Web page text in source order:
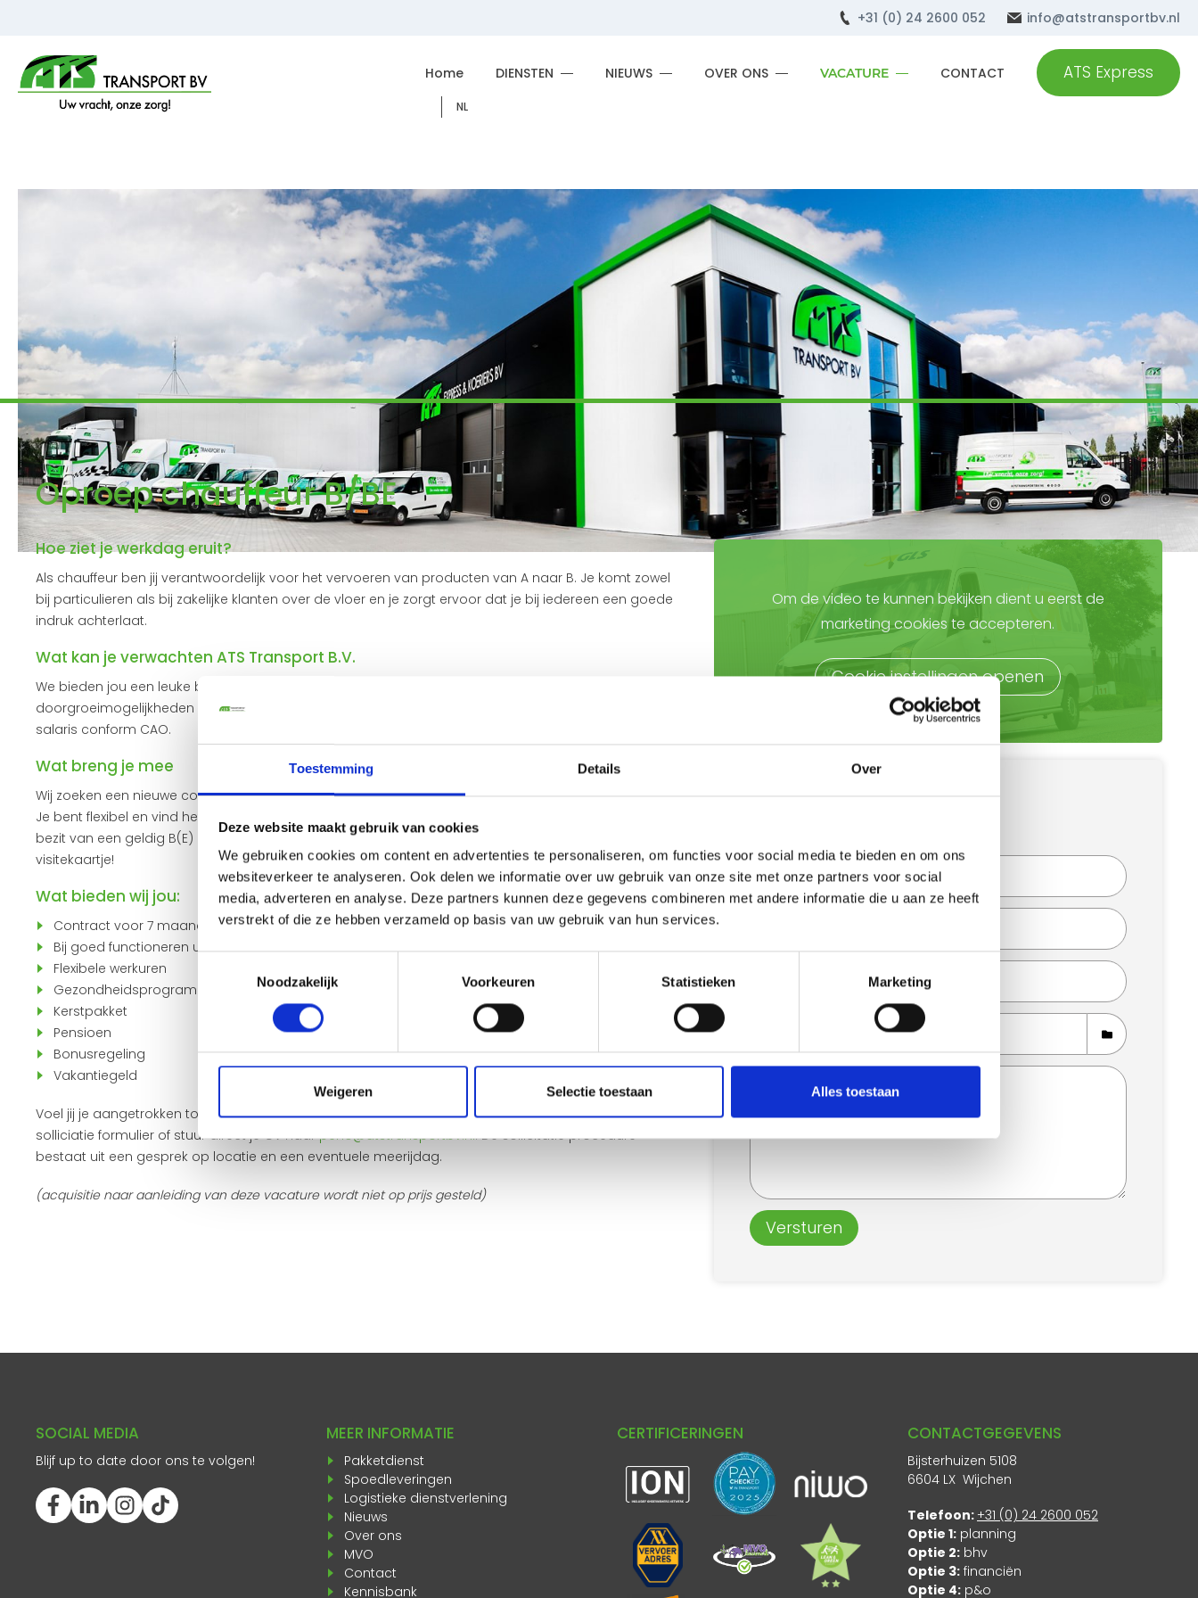
Toestemming Details Over
Deze website maakt gebruik van cookies
We gebruiken cookies om content en advertenties te personaliseren, om functies voor social media te bieden en om ons
websiteverkeer te analyseren. Ook delen we informatie over uw gebruik van onze site met onze partners voor social
media, adverteren en analyse. Deze partners kunnen deze gegevens combineren met andere informatie die u aan ze heeft
verstrekt of die ze hebben verzameld op basis van uw gebruik van hun services.
Noodzakelijk
Voorkeuren Statistieken Marketing
Weigeren Selectie toestaan Alles toestaan
+31 (0) 24 2600 052 info@atstransportbv.nl
Home DIENSTEN NIEUWS OVER ONS VACATURE CONTACT ATS Express
NL
Oproep chauffeur B/BE
Hoe ziet je werkdag eruit?
Als chauffeur ben jij verantwoordelijk voor het vervoeren van producten van A naar B. Je komt zowel
bij particulieren als bij zakelijke klanten over de vloer en je zorgt ervoor dat je bij iedereen een goede
indruk achterlaat.
Wat kan je verwachten ATS Transport B.V.
We bieden jou een leuke baan binnen ons groeiende familiebedrijf. Bij ATS zijn er genoeg
doorgroeimogelijkheden om een echte transporttopper te worden. Daarnaast bieden wij een goed
salaris conform CAO.
Wat breng je mee
Wij zoeken een nieuwe collega die naast zelfstanding en betrouwbaar ook een echte teamplayer is.
Je bent flexibel en vind het niet erg om vroeg op te staan of tot laat door te rijden. Je bent in het
bezit van een geldig B(E) rijbewijs. En niet te vergeten een goed humeur, want je bent ons
visitekaartje!
Wat bieden wij jou:
Contract voor 7 maanden op oproepbasis
Bij goed functioneren uitzicht op een vast dienstverband
Flexibele werkuren
Gezondheidsprogramma
Kerstpakket
Pensioen
Bonusregeling
Vakantiegeld
Voel jij je aangetrokken tot de functie en sta jij de springen om te beginnen? Meld je dan aan via het
solliciatie formulier of stuur direct je CV naarpeno@atstransportbv.nl. De sollicitatie procedure
bestaat uit een gesprek op locatie en een eventuele meerijdag.
(acquisitie naar aanleiding van deze vacature wordt niet op prijs gesteld)
Om de video te kunnen bekijken dient u eerst de
marketing cookies te accepteren.
Cookie instellingen openen
Versturen
SOCIAL MEDIA
Blijf up to date door ons te volgen!
MEER INFORMATIE
Pakketdienst
Spoedleveringen
Logistieke dienstverlening
Nieuws
Over ons
MVO
Contact
Kennisbank
CERTIFICERINGEN CONTACTGEGEVENS
Bijsterhuizen 5108
6604 LX Wijchen
Telefoon: +31 (0) 24 2600 052
Optie 1: planning
Optie 2: bhv
Optie 3: financiën
Optie 4: p&o